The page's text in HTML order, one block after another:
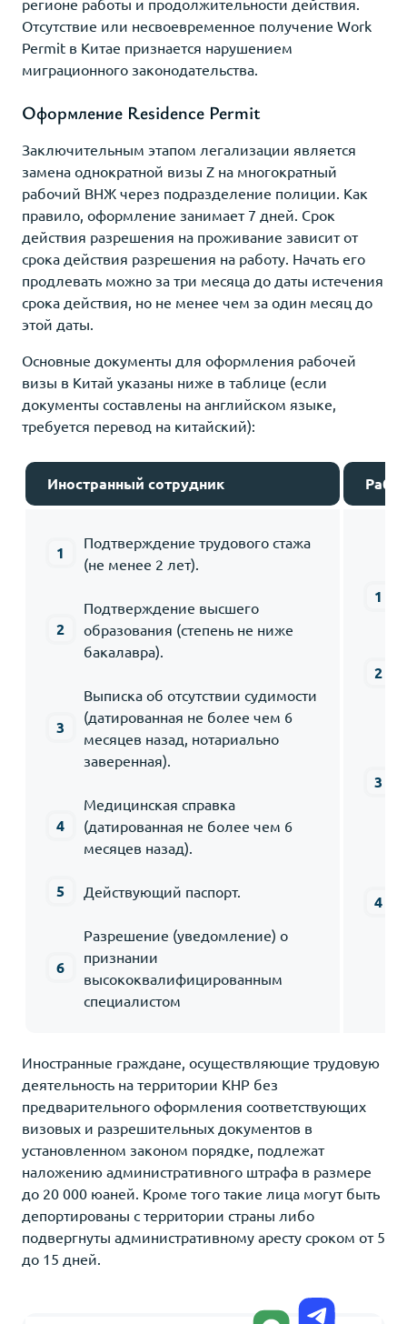
Отсутствие или несвоевременное получение Work
Permit в Китае признается нарушением
миграционного законодательства.
Оформление Residence Permit
Заключительным этапом легализации является
замена однократной визы Z на многократный
рабочий ВНЖ через подразделение полиции. Как
правило, оформление занимает 7 дней. Срок
действия разрешения на проживание зависит от
срока действия разрешения на работу. Начать его
продлевать можно за три месяца до даты истечения
срока действия, но не менее чем за один месяц до
этой даты.
Основные документы для оформления рабочей
визы в Китай указаны ниже в таблице (если
документы составлены на английском языке,
требуется перевод на китайский):
Иностранный сотрудник
Подтверждение трудового стажа
(не менее 2 лет).
Подтверждение высшего
образования (степень не ниже
бакалавра).
Выписка об отсутствии судимости
(датированная не более чем 6
месяцев назад, нотариально
заверенная).
Медицинская справка
(датированная не более чем 6
месяцев назад).
Действующий паспорт.
Разрешение (уведомление) о
признании
высококвалифицированным
специалистом
Иностранные граждане, осуществляющие трудовую
деятельность на территории КНР без
предварительного оформления соответствующих
визовых и разрешительных документов в
установленном законом порядке, подлежат
наложению административного штрафа в размере
до 20 000 юаней. Кроме того такие лица могут быть
депортированы с территории страны либо
подвергнуты административному аресту сроком от 5
до 15 дней.